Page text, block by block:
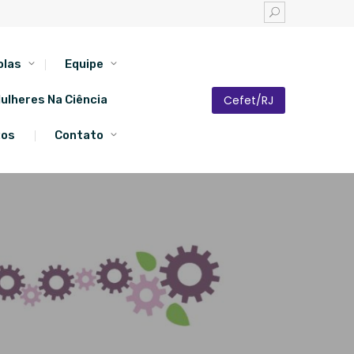
Equipe
Na Ciência
Contato
Cefet/RJ